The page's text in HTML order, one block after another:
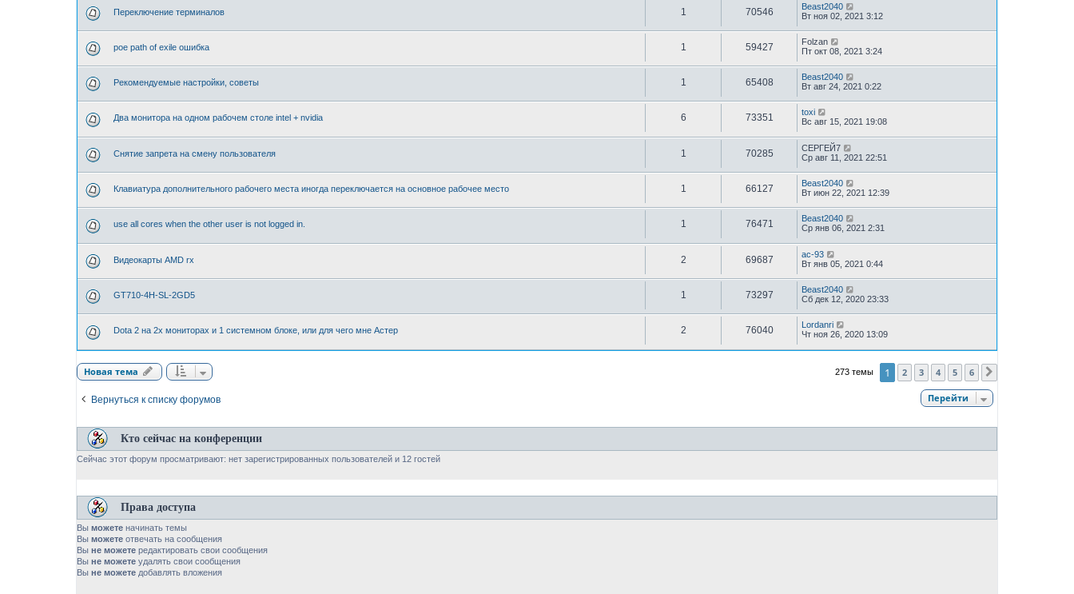
Переключение терминалов 1 70546
Beast2040
Вт ноя 02, 2021 3:12
poe path of exile ошибка 1 59427
Folzan
Пт окт 08, 2021 3:24
Рекомендуемые настройки, советы 1 65408
Beast2040
Вт авг 24, 2021 0:22
Два монитора на одном рабочем столе intel + nvidia 6 73351
toxi
Вс авг 15, 2021 19:08
Снятие запрета на смену пользователя 1 70285
СЕРГЕЙ7
Ср авг 11, 2021 22:51
Клавиатура дополнительного рабочего места иногда переключается на основное рабочее место 1 66127
Beast2040
Вт июн 22, 2021 12:39
use all cores when the other user is not logged in. 1 76471
Beast2040
Ср янв 06, 2021 2:31
Видеокарты AMD rx 2 69687
ac-93
Вт янв 05, 2021 0:44
GT710-4H-SL-2GD5 1 73297
Beast2040
Сб дек 12, 2020 23:33
Dota 2 на 2х мониторах и 1 системном блоке, или для чего мне Астер 2 76040
Lordanri
Чт ноя 26, 2020 13:09
Новая тема 273 темы 1 2 3 4 5 6
Вернуться к списку форумов Перейти
Кто сейчас на конференции
Сейчас этот форум просматривают: нет зарегистрированных пользователей и 12 гостей
Права доступа
Вы можете начинать темы
Вы можете отвечать на сообщения
Вы не можете редактировать свои сообщения
Вы не можете удалять свои сообщения
Вы не можете добавлять вложения